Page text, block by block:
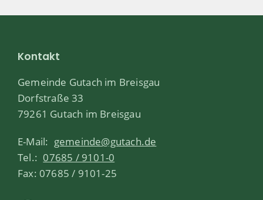
Kontakt
Gemeinde Gutach im Breisgau
Dorfstraße 33
79261 Gutach im Breisgau
E-Mail: gemeinde@gutach.de
Tel.: 07685 / 9101-0
Fax: 07685 / 9101-25